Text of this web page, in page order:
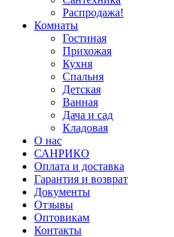
Распродажа!
Комнаты
Гостиная
Прихожая
Кухня
Спальня
Детская
Ванная
Дача и сад
Кладовая
О нас
САНРИКО
Оплата и доставка
Гарантия и возврат
Документы
Отзывы
Оптовикам
Контакты